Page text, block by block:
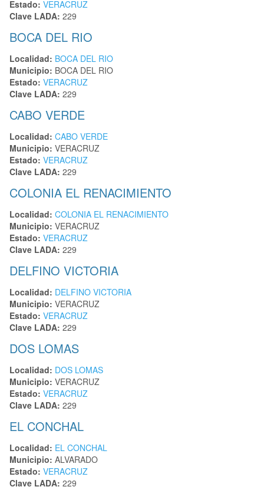
Estado: VERACRUZ
Clave LADA: 229
BOCA DEL RIO
Localidad: BOCA DEL RIO
Municipio: BOCA DEL RIO
Estado: VERACRUZ
Clave LADA: 229
CABO VERDE
Localidad: CABO VERDE
Municipio: VERACRUZ
Estado: VERACRUZ
Clave LADA: 229
COLONIA EL RENACIMIENTO
Localidad: COLONIA EL RENACIMIENTO
Municipio: VERACRUZ
Estado: VERACRUZ
Clave LADA: 229
DELFINO VICTORIA
Localidad: DELFINO VICTORIA
Municipio: VERACRUZ
Estado: VERACRUZ
Clave LADA: 229
DOS LOMAS
Localidad: DOS LOMAS
Municipio: VERACRUZ
Estado: VERACRUZ
Clave LADA: 229
EL CONCHAL
Localidad: EL CONCHAL
Municipio: ALVARADO
Estado: VERACRUZ
Clave LADA: 229